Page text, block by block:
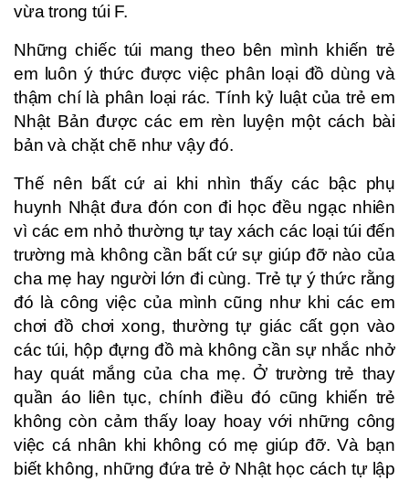
vừa trong túi F.
Những chiếc túi mang theo bên mình khiến trẻ
em luôn ý thức được việc phân loại đồ dùng và
thậm chí là phân loại rác. Tính kỷ luật của trẻ em
Nhật Bản được các em rèn luyện một cách bài
bản và chặt chẽ như vậy đó.
Thế nên bất cứ ai khi nhìn thấy các bậc phụ
huynh Nhật đưa đón con đi học đều ngạc nhiên
vì các em nhỏ thường tự tay xách các loại túi đến
trường mà không cần bất cứ sự giúp đỡ nào của
cha mẹ hay người lớn đi cùng. Trẻ tự ý thức rằng
đó là công việc của mình cũng như khi các em
chơi đồ chơi xong, thường tự giác cất gọn vào
các túi, hộp đựng đồ mà không cần sự nhắc nhở
hay quát mắng của cha mẹ. Ở trường trẻ thay
quần áo liên tục, chính điều đó cũng khiến trẻ
không còn cảm thấy loay hoay với những công
việc cá nhân khi không có mẹ giúp đỡ. Và bạn
biết không, những đứa trẻ ở Nhật học cách tự lập